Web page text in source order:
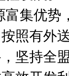
富集优势
照有外
坚持全